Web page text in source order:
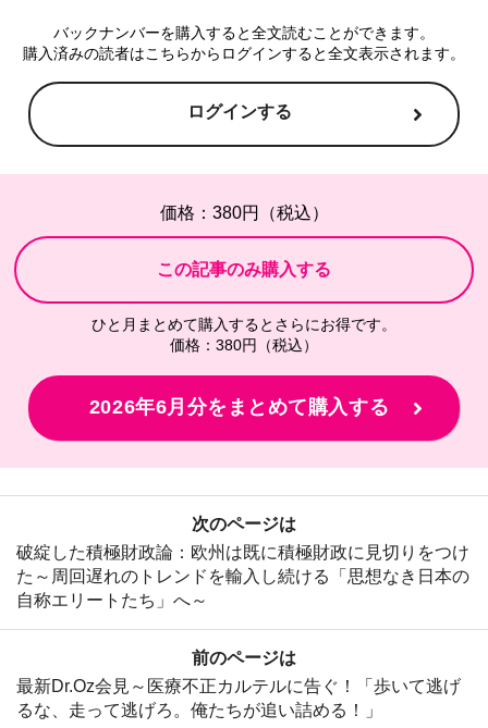
バックナンバーを購入すると全文読むことができます。
購入済みの読者はこちらからログインすると全文表示されます。
ログインする
価格：380円（税込）
ひと月まとめて購入するとさらにお得です。
価格：380円（税込）
2026年6月分をまとめて購入する
前のページは
最新Dr.Oz会見～医療不正カルテルに告ぐ！「歩いて逃げ
るな、走って逃げろ。俺たちが追い詰める！」
次のページは
破綻した積極財政論：欧州は既に積極財政に見切りをつけ
た～周回遅れのトレンドを輸入し続ける「思想なき日本の
自称エリートたち」へ～